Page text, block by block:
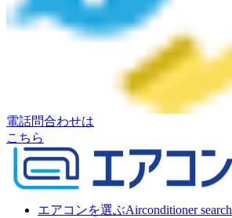
電話問合わせは
こちら
エアコンを選ぶAirconditioner search